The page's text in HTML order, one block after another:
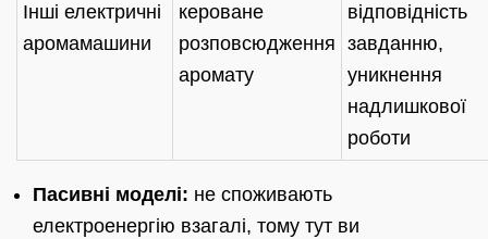
Інші електричні
аромамашини
кероване
розповсюдження
аромату
відповідність
завданню,
уникнення
надлишкової
роботи
Пасивні моделі: не споживають
електроенергію взагалі, тому тут ви